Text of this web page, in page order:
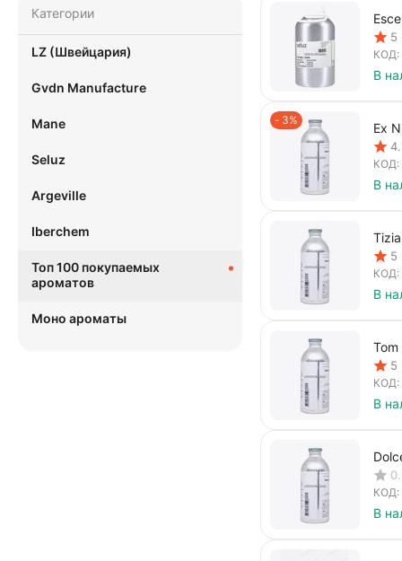
5
КОД:
В
3%
Ex
КОД:
В
5
КОД:
В
5
КОД:
В
КОД:
В
Категории
LZ (Швейцария)
Gvdn Manufacture
Mane
Seluz
Argeville
Iberchem
Топ 100 покупаемых
ароматов
Моно ароматы